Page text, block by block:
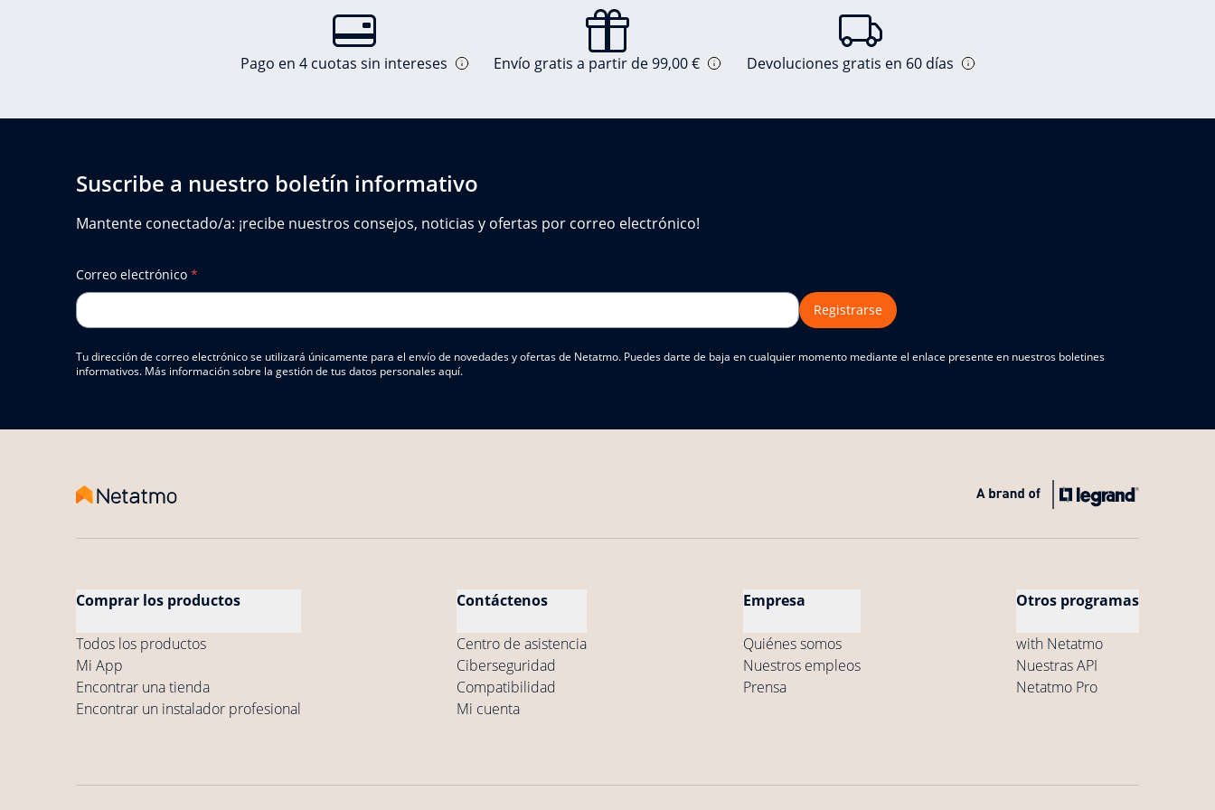
Pago en 4 cuotas sin intereses Envío gratis a partir de 99,00 € Devoluciones gratis en 60 días
Suscribe a nuestro boletín informativo
Mantente conectado/a: ¡recibe nuestros consejos, noticias y ofertas por correo electrónico!
Correo electrónico *
Registrarse
Tu dirección de correo electrónico se utilizará únicamente para el envío de novedades y ofertas de Netatmo. Puedes darte de baja en cualquier momento mediante el enlace presente en nuestros boletines
informativos. Más información sobre la gestión de tus datos personales aquí.
Comprar los productos
Todos los productos
Mi App
Encontrar una tienda
Encontrar un instalador profesional
Contáctenos
Centro de asistencia
Ciberseguridad
Compatibilidad
Mi cuenta
Empresa
Quiénes somos
Nuestros empleos
Prensa
Otros programas
with Netatmo
Nuestras API
Netatmo Pro